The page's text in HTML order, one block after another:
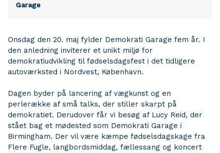
Garage
Onsdag den 20. maj fylder Demokrati Garage fem år. I
den anledning inviterer et unikt miljø for
demokratiudvikling til fødselsdagsfest i det tidligere
autoværksted i Nordvest, København.
Dagen byder på lancering af vægkunst og en
perlerække af små talks, der stiller skarpt på
demokratiet. Derudover får vi besøg af Lucy Reid, der
stået bag et mødested som Demokrati Garage i
Birmingham. Der vil være kæmpe fødselsdagskage fra
Flere Fugle, langbordsmiddag, fællessang og koncert